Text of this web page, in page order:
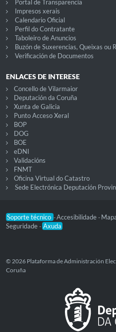
Portal de Transparencia
Impresos xerais
Calendario Oficial
Perfil do Contratante
Taboleiro de Anuncios
Buzón de Suxerencias, Queixas ou
Verificación de Documentos
ENLACES DE INTERESE
Concello de Vilarmaior
Deputación da Coruña
Xunta de Galicia
Punto Acceso Xeral
BOP
DOG
BOE
eDNI
Validacións
FNMT
Oficina Virtual do Catastro
Sede Electrónica Deputación
Soporte técnico -Accesibilidade -
Seguridade - Axuda
© 2026 Plataforma de Administración
Coruña